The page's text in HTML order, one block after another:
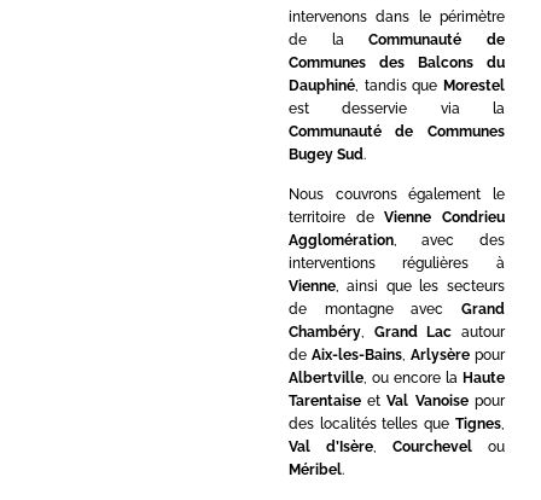
intervenons dans le périmètre
de laCommunauté de
Communes des Balcons du
Dauphiné, tandis que Morestel
est desservie via la
Communauté de Communes
Bugey Sud.
Nous couvrons également le
territoire deVienne Condrieu
Agglomération, avec des
interventions régulières à
Vienne, ainsi que les secteurs
de montagne avec Grand
Chambéry, Grand Lac autour
de Aix-les-Bains, Arlysèrepour
Albertville, ou encore la Haute
TarentaiseetVal Vanoisepour
des localités telles que Tignes,
Val d’Isère, Courchevelou
Méribel.